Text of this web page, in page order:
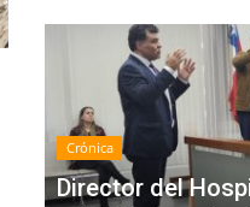
Crónica
Director del